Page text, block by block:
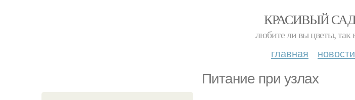
КРАСИВЫЙ
любите ли вы цветы,
главная новости
Питание при узлах